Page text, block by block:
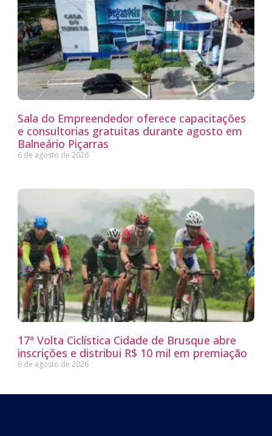
Sala do Empreendedor oferece capacitações
e consultorias gratuitas durante agosto em
Balneário Piçarras
6 de agosto de 2026
17ª Volta Ciclística Cidade de Brusque abre
inscrições e distribui R$ 10 mil em premiação
6 de agosto de 2026